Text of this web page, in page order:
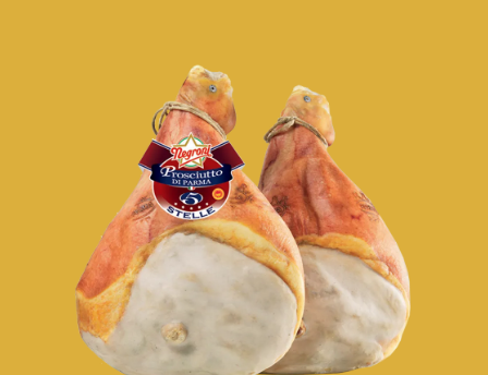
Specialità di Zibello e Stagionate